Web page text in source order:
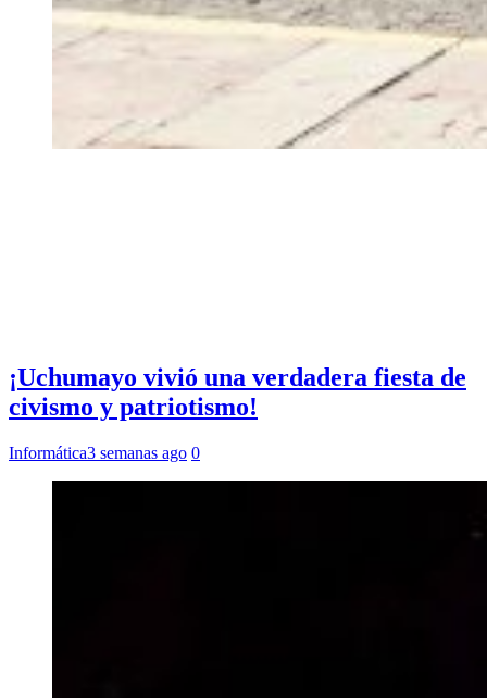
¡Uchumayo vivió una verdadera fiesta de
civismo y patriotismo!
Informática3 semanas ago 0